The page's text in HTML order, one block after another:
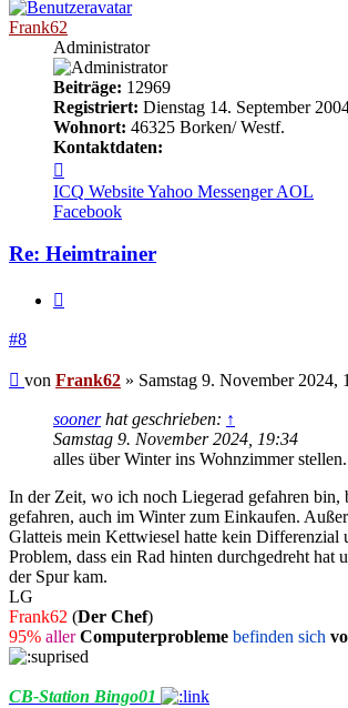
Frank62
Administrator
Beiträge: 12969
Registriert: Dienstag 14. September
Wohnort: 46325 Borken/ Westf.
Kontaktdaten:
von
Frank62
ICQ WebsiteYahoo Messenger AOL
Facebook
Re: Heimtrainer
#8
Beitrag
von Frank62 » Samstag 9. November 2024,
soonerhat geschrieben: ↑
Samstag 9. November 2024, 19:34
alles über Winter ins Wohnzimmer
In der Zeit, wo ich noch Liegerad gefahren bin,
gefahren, auch im Winter zum Einkaufen.
Glatteis mein Kettwiesel hatte kein Differenzial
Problem, dass ein Rad hinten durchgedreht hat
der Spur kam.
LG
Frank62 (Der Chef)
95% aller Computerprobleme befinden sich
CB-Station Bingo01